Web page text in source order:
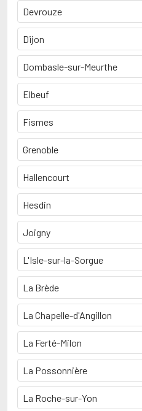
Devrouze
Dijon
Dombasle-sur-Meurthe
Elbeuf
Fismes
Grenoble
Hallencourt
Hesdin
Joigny
L'Isle-sur-la-Sorgue
La Brède
La Chapelle-d'Angillon
La Ferté-Milon
La Possonnière
La Roche-sur-Yon